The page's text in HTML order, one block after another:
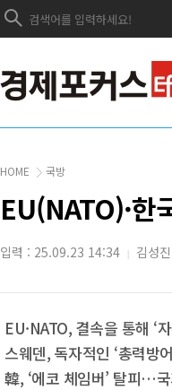
HOME 국방
EU(NATO)·한
입력 : 25.09.23 14:34 | 김성진
EU·NATO, 결속을 통해 ‘
스웨덴, 독자적인 ‘총력
韓, ‘에코 체임버’ 탈피…